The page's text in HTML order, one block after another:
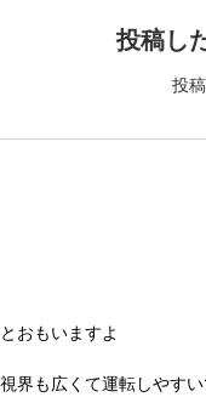
投稿し
投
おもいますよ
界も広くて運転しやすい